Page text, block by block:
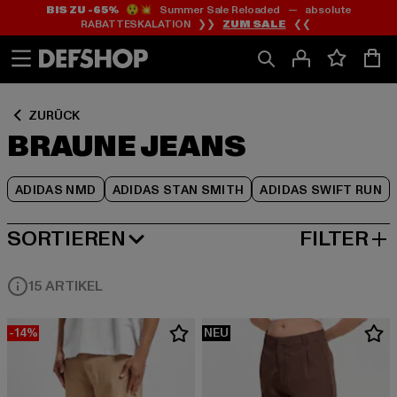
Zum
Inhalt
springen
Zum
Fußzeile
springen
BIS ZU -65%😲💥 Summer Sale Reloaded — absolute
RABATTESKALATION ❯❯ ZUM SALE ❮❮
ZURÜCK
BRAUNE JEANS
ADIDAS NMD ADIDAS STAN SMITH ADIDAS SWIFT RUN
Zum
Produktraster
springen
SORTIEREN
BELIEBTESTE FILTER
15 ARTIKEL
-14% NEU